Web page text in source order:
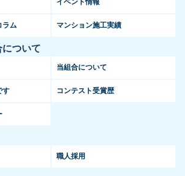
ラム マンション施工実績
ついて
当組合について
す コンテスト受賞歴
職人採用